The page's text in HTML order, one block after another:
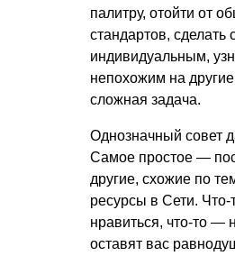
палитру, отойти от
стандартов, сделать
индивидуальным,
непохожим на
сложная задача.
Однозначный совет
Самое простое —
другие, схожие по
ресурсы в Сети. Что-
нравиться, что-то —
оставят вас